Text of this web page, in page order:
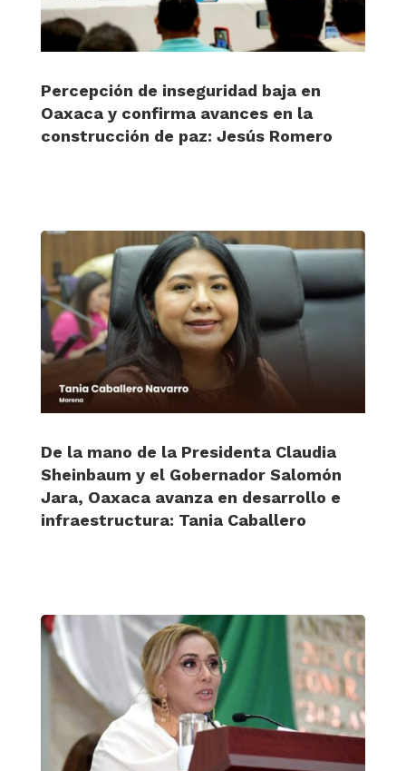
Percepción de inseguridad baja en
Oaxaca y confirma avances en la
construcción de paz: Jesús Romero
De la mano de la Presidenta Claudia
Sheinbaum y el Gobernador Salomón
Jara, Oaxaca avanza en desarrollo e
infraestructura: Tania Caballero